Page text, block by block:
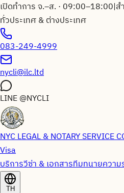
เปิดทำการ จ.–ส. · 09:00–18:00|ส
ทั่วประเทศ & ต่างประเทศ
083-249-4999
nycli@ilc.ltd
LINE@NYCLI
NYC LEGAL & NOTARY SERVICE
Visa
บริการวีซ่า & เอกสารทีมทนายความ
TH